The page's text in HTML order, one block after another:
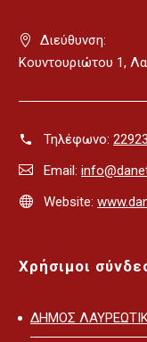
Διεύθυνση:
Κουντουριώτου 1,
Τηλέφωνο:
Email:
Website:
Χρήσιμοι
ΔΗΜΟΣ